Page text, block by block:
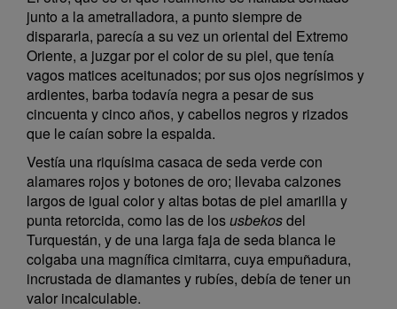
junto a la ametralladora, a punto siempre de
dispararla, parecía a su vez un oriental del Extremo
Oriente, a juzgar por el color de su piel, que tenía
vagos matices aceitunados; por sus ojos negrísimos y
ardientes, barba todavía negra a pesar de sus
cincuenta y cinco años, y cabellos negros y rizados
que le caían sobre la espalda.
Vestía una riquísima casaca de seda verde con
alamares rojos y botones de oro; llevaba calzones
largos de igual color y altas botas de piel amarilla y
punta retorcida, como las de losusbekosdel
Turquestán, y de una larga faja de seda blanca le
colgaba una magnífica cimitarra, cuya empuñadura,
incrustada de diamantes y rubíes, debía de tener un
valor incalculable.